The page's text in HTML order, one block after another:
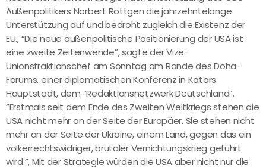
Außenpolitikers Norbert Röttgen die jahrzehntelange
Unterstützung auf und bedroht zugleich die Existenz der
EU., “Die neue außenpolitische Positionierung der USA ist
eine zweite Zeitenwende”, sagte der Vize-
Unionsfraktionschef am Sonntag am Rande des Doha-
Forums, einer diplomatischen Konferenz in Katars
Hauptstadt, dem “Redaktionsnetzwerk Deutschland”.
“Erstmals seit dem Ende des Zweiten Weltkriegs stehen die
USA nicht mehr an der Seite der Europäer. Sie stehen nicht
mehr an der Seite der Ukraine, einem Land, gegen das ein
völkerrechtswidriger, brutaler Vernichtungskrieg geführt
wird.”, Mit der Strategie würden die USA aber nicht nur die